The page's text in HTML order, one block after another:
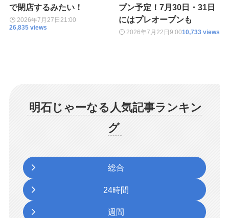
で閉店するみたい！
2026年7月27日 21:00
26,835 views
プン予定！7月30日・31日
にはプレオープンも
2026年7月22日9:0010,733 views
明石じゃーなる人気記事ランキン
グ
総合
24時間
週間